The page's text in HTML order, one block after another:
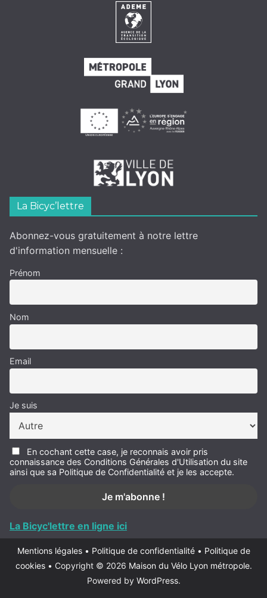
La Bicyc’lettre
Abonnez-vous gratuitement à notre lettre
d'information mensuelle :
Prénom
Nom
Email
Je suis
En cochant cette case, je reconnais avoir pris
connaissance des Conditions Générales d'Utilisation du site
ainsi que sa Politique de Confidentialité et je les accepte.
La Bicyc'lettre en ligne ici
Mentions légales • Politique de confidentialité • Politique de
cookies • Copyright © 2026 Maison du Vélo Lyon métropole.
Powered by WordPress.